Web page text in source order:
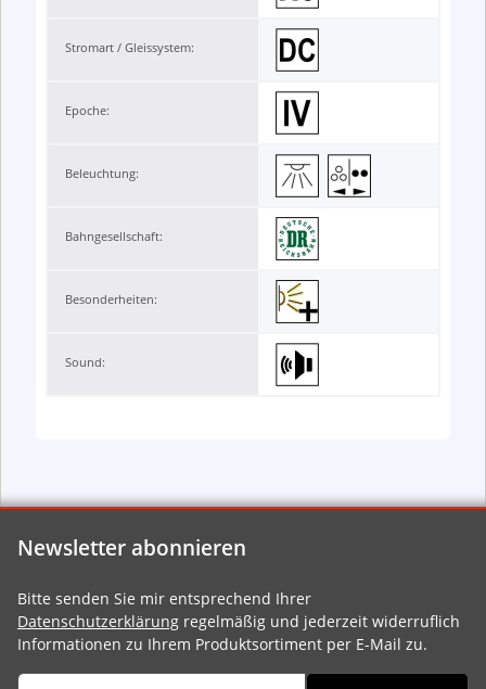
Stromart / Gleissystem:
Epoche:
Beleuchtung:
Bahngesellschaft:
Besonderheiten:
Sound:
Newsletter abonnieren
Bitte senden Sie mir entsprechend Ihrer
Datenschutzerklärung regelmäßig und jederzeit widerruflich
Informationen zu Ihrem Produktsortiment per E-Mail zu.